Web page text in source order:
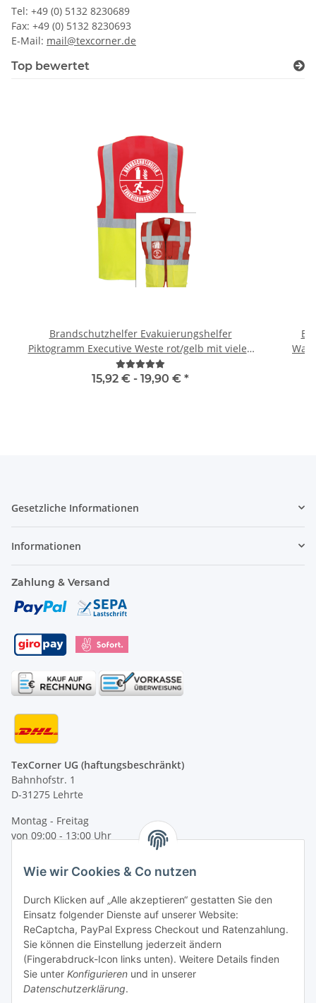
Tel: +49 (0) 5132 8230689
Fax: +49 (0) 5132 8230693
E-Mail: mail@texcorner.de
Top bewertet
Brandschutzhelfer Evakuierungshelfer
Piktogramm Executive Weste rot/gelb mit vielen
Taschen S-3XL
15,92 € - 19,90 € *
Gesetzliche Informationen
Informationen
Zahlung & Versand
TexCorner UG (haftungsbeschränkt)
Bahnhofstr. 1
D-31275 Lehrte
Montag - Freitag
von 09:00 - 13:00 Uhr
Tel: +49 (0) 5132 8230689
E-Mail:mail@texcorner.de
Wie wir Cookies & Co nutzen
Durch Klicken auf „Alle akzeptieren“ gestatten Sie den
Einsatz folgender Dienste auf unserer Website:
ReCaptcha, PayPal Express Checkout und Ratenzahlung.
Sie können die Einstellung jederzeit ändern
(Fingerabdruck-Icon links unten). Weitere Details finden
Sie unter Konfigurieren und in unserer
Datenschutzerklärung.